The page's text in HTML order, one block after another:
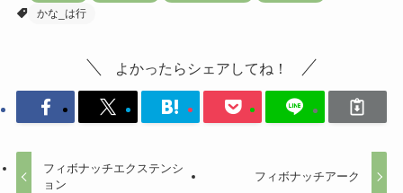
かな_は行
よかったらシェアしてね！
フィボナッチエクステンシ
ョン
フィボナッチアーク